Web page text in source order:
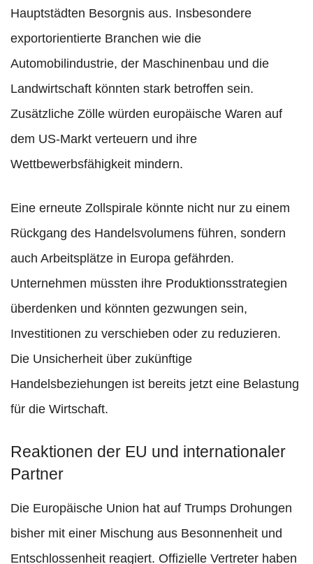
Hauptstädten Besorgnis aus. Insbesondere
exportorientierte Branchen wie die
Automobilindustrie, der Maschinenbau und die
Landwirtschaft könnten stark betroffen sein.
Zusätzliche Zölle würden europäische Waren auf
dem US-Markt verteuern und ihre
Wettbewerbsfähigkeit mindern.
Eine erneute Zollspirale könnte nicht nur zu einem
Rückgang des Handelsvolumens führen, sondern
auch Arbeitsplätze in Europa gefährden.
Unternehmen müssten ihre Produktionsstrategien
überdenken und könnten gezwungen sein,
Investitionen zu verschieben oder zu reduzieren.
Die Unsicherheit über zukünftige
Handelsbeziehungen ist bereits jetzt eine Belastung
für die Wirtschaft.
Reaktionen der EU und internationaler
Partner
Die Europäische Union hat auf Trumps Drohungen
bisher mit einer Mischung aus Besonnenheit und
Entschlossenheit reagiert. Offizielle Vertreter haben